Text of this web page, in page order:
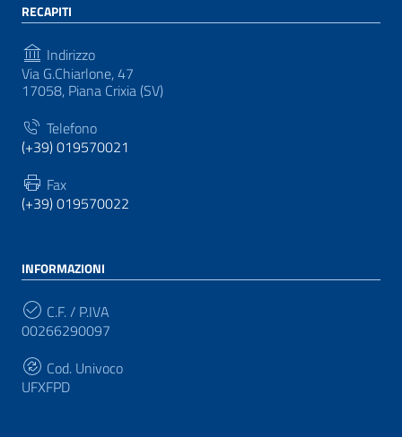
RECAPITI
Indirizzo
Via G.Chiarlone, 47
17058, Piana Crixia (SV)
Telefono
(+39) 019570021
Fax
(+39) 019570022
INFORMAZIONI
C.F. / P.IVA
00266290097
Cod. Univoco
UFXFPD